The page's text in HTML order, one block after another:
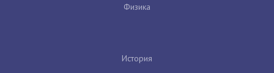
Физика
История